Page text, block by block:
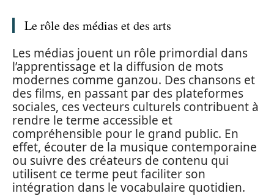
Le rôle des médias et des arts
Les médias jouent un rôle primordial dans
l’apprentissage et la diffusion de mots
modernes comme ganzou. Des chansons et
des films, en passant par des plateformes
sociales, ces vecteurs culturels contribuent à
rendre le terme accessible et
compréhensible pour le grand public. En
effet, écouter de la musique contemporaine
ou suivre des créateurs de contenu qui
utilisent ce terme peut faciliter son
intégration dans le vocabulaire quotidien.